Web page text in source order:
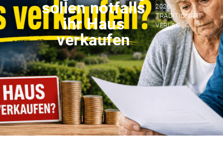
sollen notfalls
ihr Haus
verkaufen
2026 /
TRADITIONART
VERLAG